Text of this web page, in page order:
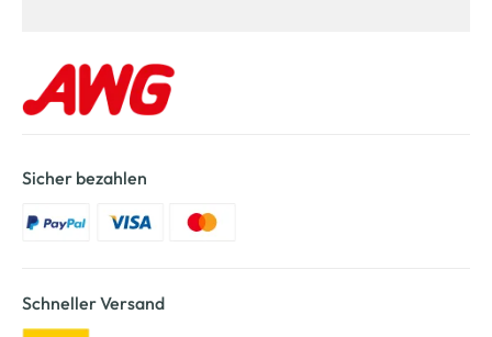
Sicher bezahlen
Schneller Versand